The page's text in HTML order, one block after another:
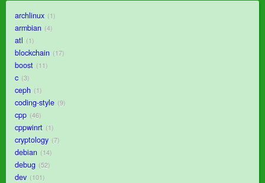
archlinux 1
armbian 4
atl 1
blockchain 17
boost 11
c 3
ceph 1
coding-style 9
cpp 46
cppwinrt 1
cryptology 7
debian 14
debug 52
dev 101